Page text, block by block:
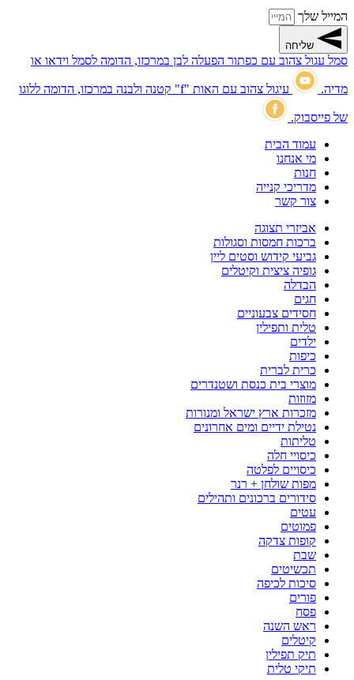
המייל שלך
שליחה
סמל עגול צהוב עם כפתור הפעלה לבן במרכזו, הדומה לסמל וידאו או
מדיה. עיגול צהוב עם האות "f" קטנה ולבנה במרכזו, הדומה ללוגו
של פייסבוק.
עמוד הבית
מי אנחנו
חנות
מדריכי קנייה
צור קשר
אביזרי תצוגה
ברכות חמסות וסגולות
גביעי קידוש וסטים ליין
גופיה ציצית וקיטלים
הבדלה
חגים
חסידים צבעוניים
טלית ותפילין
ילדים
כיפות
כרית לברית
מוצרי בית כנסת ושטנדרים
מזוזות
מזכרות ארץ ישראל ומנורות
נטילת ידיים ומים אחרונים
טליתות
כיסויי חלה
כיסויים לפלטה
מפות שולחן + רנר
סידורים ברכונים ותהילים
עטים
פמוטים
קופות צדקה
שבת
תכשיטים
סיכות לכיפה
פורים
פסח
ראש השנה
קיטלים
תיק תפילין
תיקי טלית